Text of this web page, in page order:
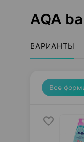
AQA
ВАРИАНТЫ
Все